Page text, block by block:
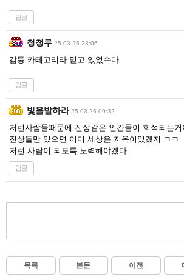
답글
청청루 25-03-25 23:06
감동 카테고리라 믿고 있었수다.
답글
빛을발하라 25-03-26 09:32
저런사람들때문에 진상같은 인간들이 희석되는거
진상들만 있으면 이미 세상은 지옥이었겠지 ㅋㅋ
저런 사람이 되도록 노력해야겠다.
답글
목록 본문 이전